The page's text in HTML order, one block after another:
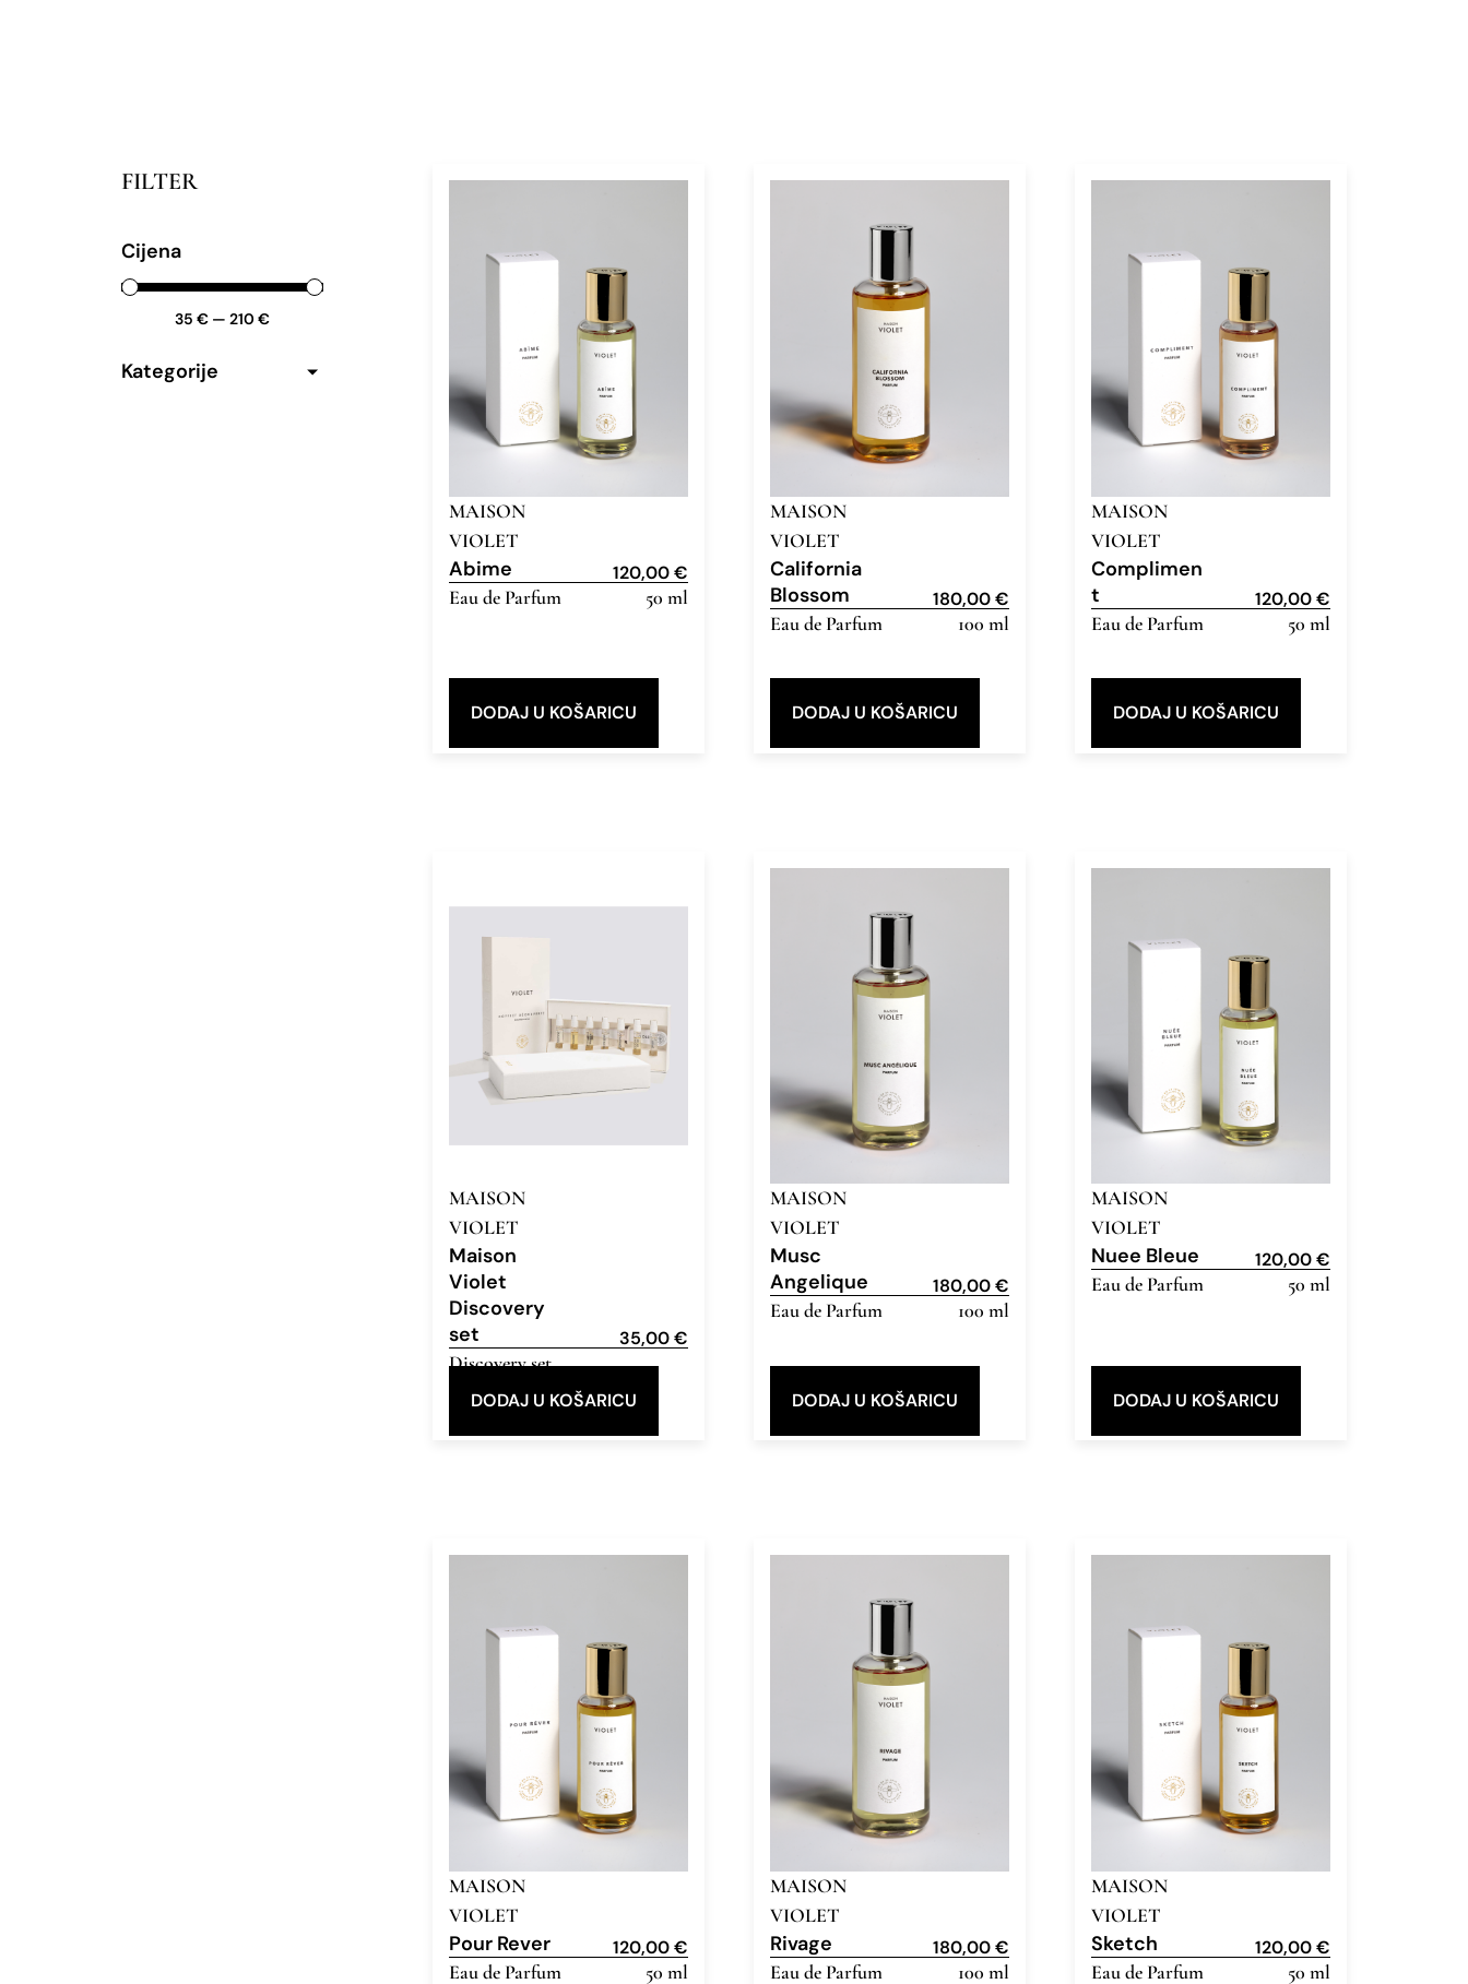
FILTER
Cijena
35 € —210 €
Kategorije
MAISON
VIOLET
Abime 120,00€
Eau de Parfum 50 ml
DODAJ U KOŠARICU
MAISON
VIOLET
California
Blossom
180,00€
Eau de Parfum 100 ml
DODAJ U KOŠARICU
MAISON
VIOLET
Complimen
t
120,00€
Eau de Parfum 50 ml
DODAJ U KOŠARICU
MAISON
VIOLET
Maison
Violet
Discovery
set
35,00€
Discovery set,
Eau de Parfum
DODAJ U KOŠARICU
MAISON
VIOLET
Musc
Angelique
180,00€
Eau de Parfum 100 ml
DODAJ U KOŠARICU
MAISON
VIOLET
Nuee Bleue 120,00€
Eau de Parfum 50 ml
DODAJ U KOŠARICU
MAISON
VIOLET
Pour Rever 120,00€
Eau de Parfum 50 ml
MAISON
VIOLET
Rivage 180,00€
Eau de Parfum 100 ml
MAISON
VIOLET
Sketch 120,00€
Eau de Parfum 50 ml